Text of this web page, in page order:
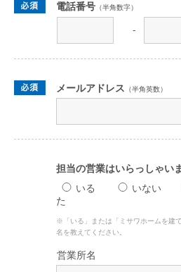
電話番号 （半角数字）
-
メールアドレス （半角英数）
担当の営業はいらっしゃい
いる
いない
た
※「いる」または「ミサワホームを建
名を教えてください。
営業所名